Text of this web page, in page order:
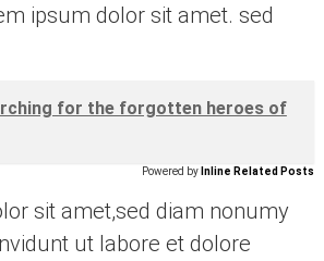
ipsum dolor sit amet. sed
for the forgotten heroes of
Powered by Inline Related Posts
sit amet,sed diam nonumy
ut labore et dolore